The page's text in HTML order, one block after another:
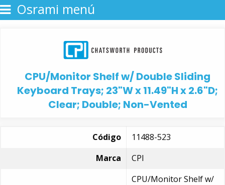
Osrami menú
CPU/Monitor Shelf w/ Double Sliding
Keyboard Trays; 23"W x 11.49"H x 2.6"D;
Clear; Double; Non-Vented
Código
11488-523
Marca
CPI
CPU/Monitor Shelf w/